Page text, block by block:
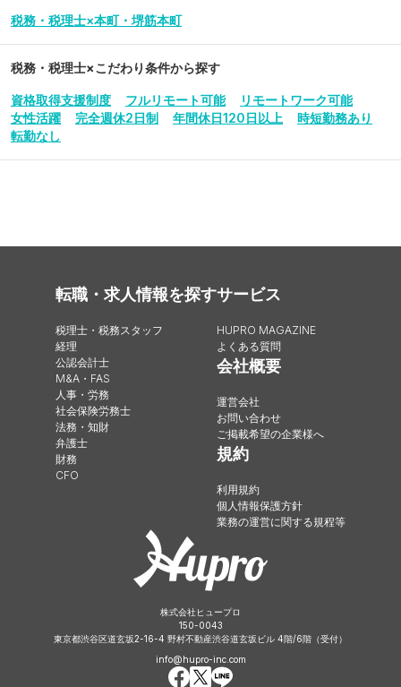
税務・税理士×本町・堺筋本町
税務・税理士×こだわり条件から探す
資格取得支援制度 フルリモート可能
リモートワーク可能
女性活躍
完全週休2日制 年間休日120日以上
時短勤務あり
転勤なし
転職・求人情報を探す
税理士・税務スタッフ
経理
公認会計士
M&A・FAS
人事・労務
社会保険労務士
法務・知財
弁護士
財務
CFO
サービス
HUPRO MAGAZINE
よくある質問
会社概要
運営会社
お問い合わせ
ご掲載希望の企業様へ
規約
利用規約
個人情報保護方針
業務の運営に関する規程等
株式会社ヒュープロ
150-0043
東京都渋谷区道玄坂2-16-4 野村不動産渋谷道玄坂ビル 4階/6階（受付）
info@hupro-inc.com